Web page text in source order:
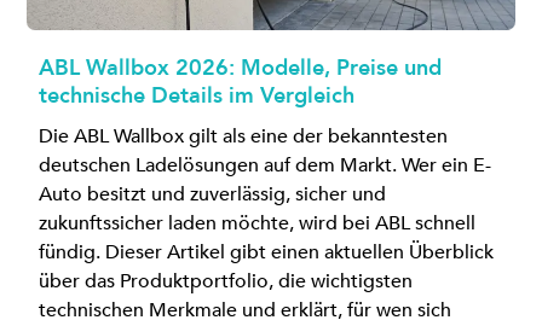
ABL Wallbox 2026: Modelle, Preise und
technische Details im Vergleich
Die ABL Wallbox gilt als eine der bekanntesten
deutschen Ladelösungen auf dem Markt. Wer ein E-
Auto besitzt und zuverlässig, sicher und
zukunftssicher laden möchte, wird bei ABL schnell
fündig. Dieser Artikel gibt einen aktuellen Überblick
über das Produktportfolio, die wichtigsten
technischen Merkmale und erklärt, für wen sich